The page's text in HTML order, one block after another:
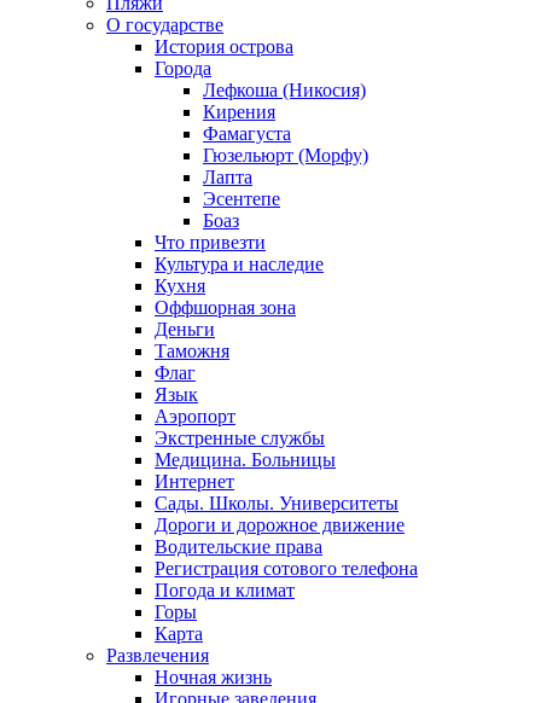
О государстве
История острова
Города
Лефкоша (Никосия)
Кирения
Фамагуста
Гюзельюрт (Морфу)
Лапта
Эсентепе
Боаз
Что привезти
Культура и наследие
Кухня
Оффшорная зона
Деньги
Таможня
Флаг
Язык
Аэропорт
Экстренные службы
Медицина. Больницы
Интернет
Сады. Школы. Университеты
Дороги и дорожное движение
Водительские права
Регистрация сотового телефона
Погода и климат
Горы
Карта
Развлечения
Ночная жизнь
Игорные заведения